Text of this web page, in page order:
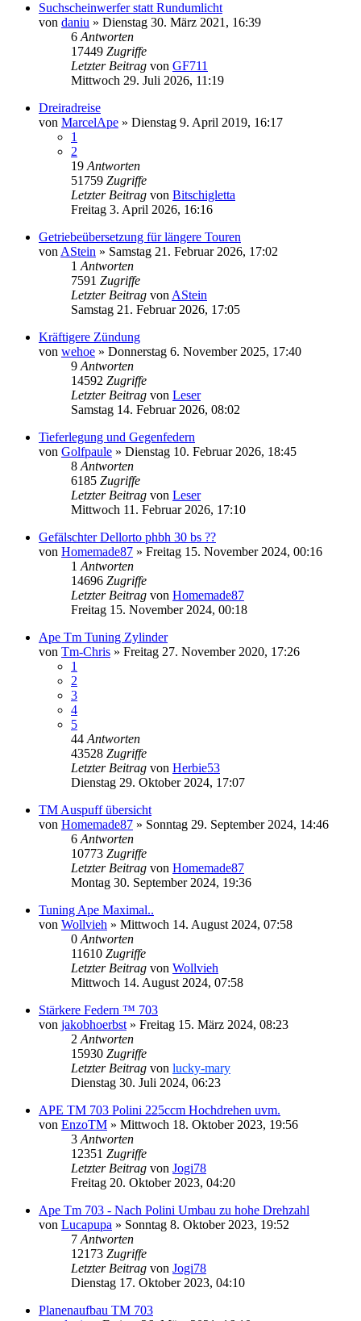
Suchscheinwerfer statt Rundumlicht
von daniu » Dienstag 30. März 2021, 16:39
6 Antworten
17449 Zugriffe
Letzter Beitrag von GF711
Mittwoch 29. Juli 2026, 11:19
Dreiradreise
von MarcelApe » Dienstag 9. April 2019, 16:17
1
2
19 Antworten
51759 Zugriffe
Letzter Beitrag von Bitschigletta
Freitag 3. April 2026, 16:16
Getriebeübersetzung für längere Touren
von AStein » Samstag 21. Februar 2026, 17:02
1 Antworten
7591 Zugriffe
Letzter Beitrag von AStein
Samstag 21. Februar 2026, 17:05
Kräftigere Zündung
von wehoe » Donnerstag 6. November 2025, 17:40
9 Antworten
14592 Zugriffe
Letzter Beitrag von Leser
Samstag 14. Februar 2026, 08:02
Tieferlegung und Gegenfedern
von Golfpaule » Dienstag 10. Februar 2026, 18:45
8 Antworten
6185 Zugriffe
Letzter Beitrag von Leser
Mittwoch 11. Februar 2026, 17:10
Gefälschter Dellorto phbh 30 bs ??
von Homemade87 » Freitag 15. November 2024, 00:16
1 Antworten
14696 Zugriffe
Letzter Beitrag von Homemade87
Freitag 15. November 2024, 00:18
Ape Tm Tuning Zylinder
von Tm-Chris » Freitag 27. November 2020, 17:26
1
2
3
4
5
44 Antworten
43528 Zugriffe
Letzter Beitrag von Herbie53
Dienstag 29. Oktober 2024, 17:07
TM Auspuff übersicht
von Homemade87 » Sonntag 29. September 2024, 14:46
6 Antworten
10773 Zugriffe
Letzter Beitrag von Homemade87
Montag 30. September 2024, 19:36
Tuning Ape Maximal..
von Wollvieh » Mittwoch 14. August 2024, 07:58
0 Antworten
11610 Zugriffe
Letzter Beitrag von Wollvieh
Mittwoch 14. August 2024, 07:58
Stärkere Federn ™ 703
von jakobhoerbst » Freitag 15. März 2024, 08:23
2 Antworten
15930 Zugriffe
Letzter Beitrag von lucky-mary
Dienstag 30. Juli 2024, 06:23
APE TM 703 Polini 225ccm Hochdrehen uvm.
von EnzoTM » Mittwoch 18. Oktober 2023, 19:56
3 Antworten
12351 Zugriffe
Letzter Beitrag von Jogi78
Freitag 20. Oktober 2023, 04:20
Ape Tm 703 - Nach Polini Umbau zu hohe Drehzahl
von Lucapupa » Sonntag 8. Oktober 2023, 19:52
7 Antworten
12173 Zugriffe
Letzter Beitrag von Jogi78
Dienstag 17. Oktober 2023, 04:10
Planenaufbau TM 703